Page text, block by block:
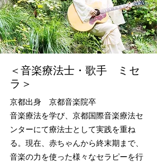
＜音楽療法士・歌手 ミセ
ラ＞
京都出身 京都音楽院卒
音楽療法を学び、京都国際音楽療法セ
ンターにて療法士として実践を重ね
る。現在、赤ちゃんから終末期まで、
音楽の力を使った様々なセラピーを行